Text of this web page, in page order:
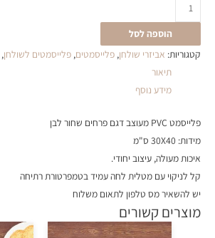
הוספה לסל
קטגוריות: אביזרי שולחן, פלייסמטים, פלייסמטים לשולחן,
תיאור
מידע נוסף
פלייסמט PVC מעוצב דגם פרחים שחור לבן
מידות: 30X40 ס"מ
איכות מעולה, עיצוב יחודי.
קל לניקוי עם מטלית לחה עמיד בטמפרטורת רתיחה
יש להשאיר מס טלפון לתאום משלוח
מוצרים קשורים